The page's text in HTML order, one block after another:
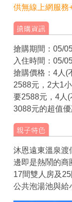
供無線上網服務
搶購期間：05/
入住時間：05/
搶購價格：4人(
2588元，2大1
要2588元，4人
3088元的超值優
沐恩遠東溫泉渡
邊即是熱鬧的商
17間雙人房及
公共泡湯池與給